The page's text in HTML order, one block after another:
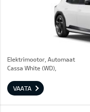
Elektrimootor, Automaat
Cassa White (WD),
VAATA